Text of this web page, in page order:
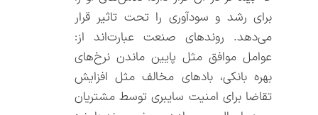
برای رشد و سودآوری را تحت تاثیر قرار
می‌دهد. روندهای صنعت عبارت‌اند از:
عوامل موافق مثل پایین ماندن نرخ‌های
بهره بانکی، بادهای مخالف مثل افزایش
تقاضا برای امنیت سایبری توسط مشتریان